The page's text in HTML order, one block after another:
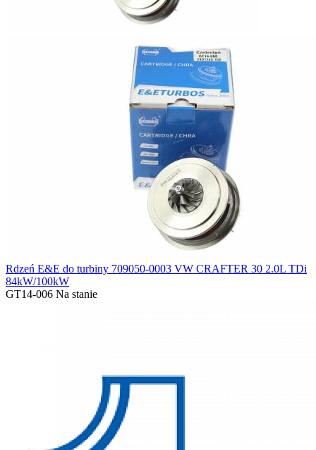
Rdzeń E&E do turbiny 709050-0003 VW CRAFTER 30 2.0L TDi
84kW/100kW
GT14-006 Na stanie